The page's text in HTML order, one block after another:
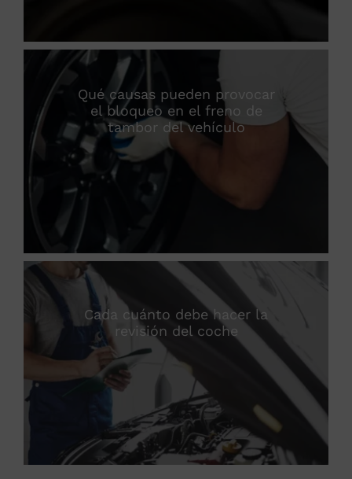
Qué causas pueden provocar
el bloqueo en el freno de
tambor del vehículo
Cada cuánto debe hacer la
revisión del coche